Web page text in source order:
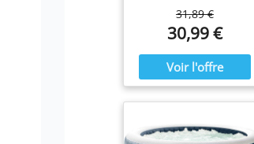
31,89 €
30,99 €